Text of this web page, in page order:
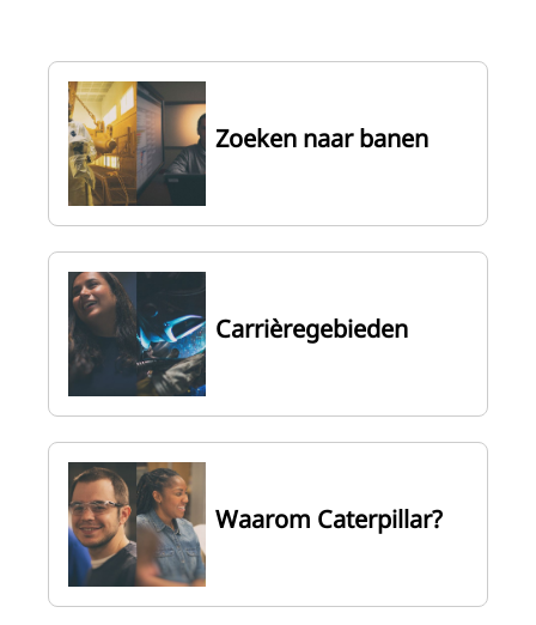
Zoeken naar banen
Carrièregebieden
Waarom Caterpillar?